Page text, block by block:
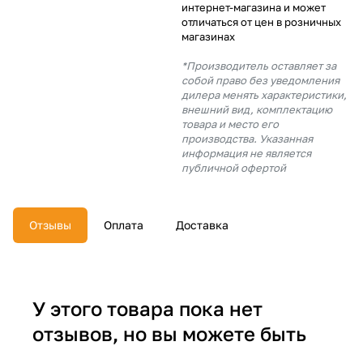
интернет-магазина и может
отличаться от цен в розничных
магазинах
*Производитель оставляет за
собой право без уведомления
дилера менять характеристики,
внешний вид, комплектацию
товара и место его
производства. Указанная
информация не является
публичной офертой
Отзывы Оплата Доставка
У этого товара пока нет
отзывов, но вы можете быть
% будут
с вашей карты
недели